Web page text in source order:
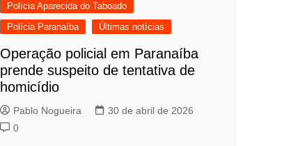
Polícia Aparecida do Taboado
Polícia Paranaíba
Últimas notícias
Operação policial em Paranaíba
prende suspeito de tentativa de
homicídio
Pablo Nogueira
30 de abril de 2026
0